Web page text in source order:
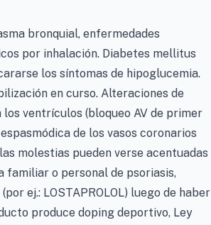
bronquial, enfermedades
por inhalación. Diabetes mellitus
los síntomas de hipoglucemia.
en curso. Alteraciones de
ventrículos (bloqueo AV de primer
de los vasos coronarios
molestias pueden verse acentuadas
familiar o personal de psoriasis,
(por ej.: LOSTAPROLOL) luego de haber
produce doping deportivo, Ley